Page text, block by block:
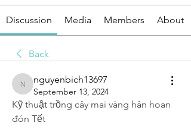
Discussion Media Members About
Back
nguyenbich13697
nguyenbich13697
September 13, 2024
Kỹ thuật trồng cây mai vàng hân hoan
đón Tết